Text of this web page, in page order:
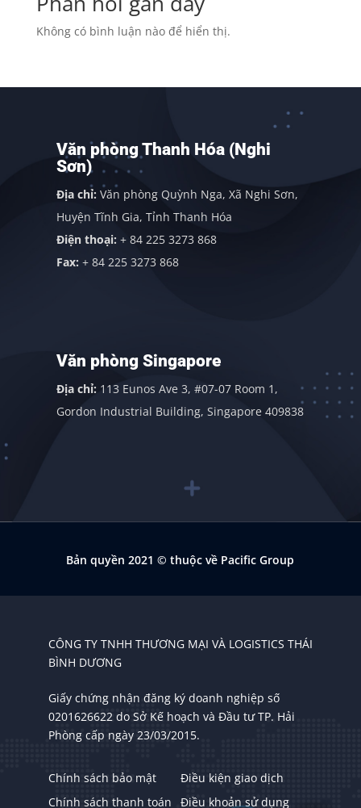
Không có bình luận nào để hiển thị.
Văn phòng Thanh Hóa (Nghi
Sơn)
Địa chỉ: Văn phòng Quỳnh Nga, Xã Nghi Sơn,
Huyện Tĩnh Gia, Tỉnh Thanh Hóa
Điện thoại: + 84 225 3273 868
Fax: + 84 225 3273 868
Văn phòng Singapore
Địa chỉ: 113 Eunos Ave 3, #07-07 Room 1,
Gordon Industrial Building, Singapore 409838
Bản quyền 2021© thuộc về Pacific Group
CÔNG TY TNHH THƯƠNG MẠI VÀ LOGISTICS THÁI
BÌNH DƯƠNG
Giấy chứng nhận đăng ký doanh nghiệp số
0201626622 do Sở Kế hoạch và Đầu tư TP. Hải
Phòng cấp ngày 23/03/2015.
Chính sách bảo mật
Điều kiện giao dịch
Chính sách thanh toán
Điều khoản sử dụng